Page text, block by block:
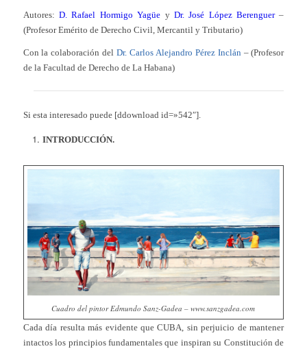
Autores: D. Rafael Hormigo Yagüe y Dr. José López Berenguer–
(Profesor Emérito de Derecho Civil, Mercantil y Tributario)
Con la colaboración delDr. Carlos Alejandro Pérez Inclán– (Profesor
de la Facultad de Derecho de La Habana)
Si esta interesado puede [ddownload id=»542″].
INTRODUCCIÓN.
Cuadro del pintor Edmundo Sanz-Gadea – www.sanzgadea.com
Cada día resulta más evidente que CUBA, sin perjuicio de mantener
intactos los principios fundamentales que inspiran su Constitución de